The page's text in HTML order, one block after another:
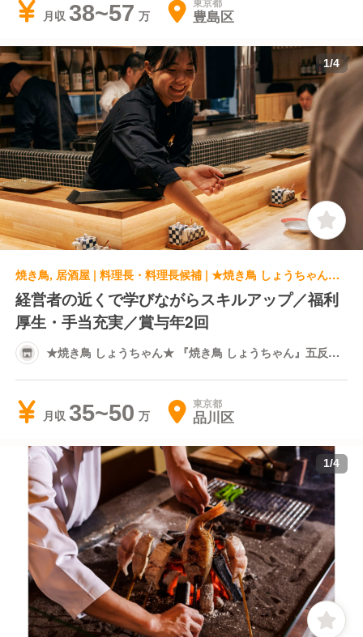
月収 38~57 東京都
豊島区
1/4
焼き鳥, 居酒屋 | 料理長・料理長候補 | ★焼き鳥 しょうちゃん★ 『焼き鳥 しょうちゃん』五反田店
経営者の近くで学びながらスキルアップ／福利
厚生・手当充実／賞与年2回
★焼き鳥 しょうちゃん★ 『焼き鳥 しょうちゃん』五反田
月収 35~50 東京都
品川区
1/4